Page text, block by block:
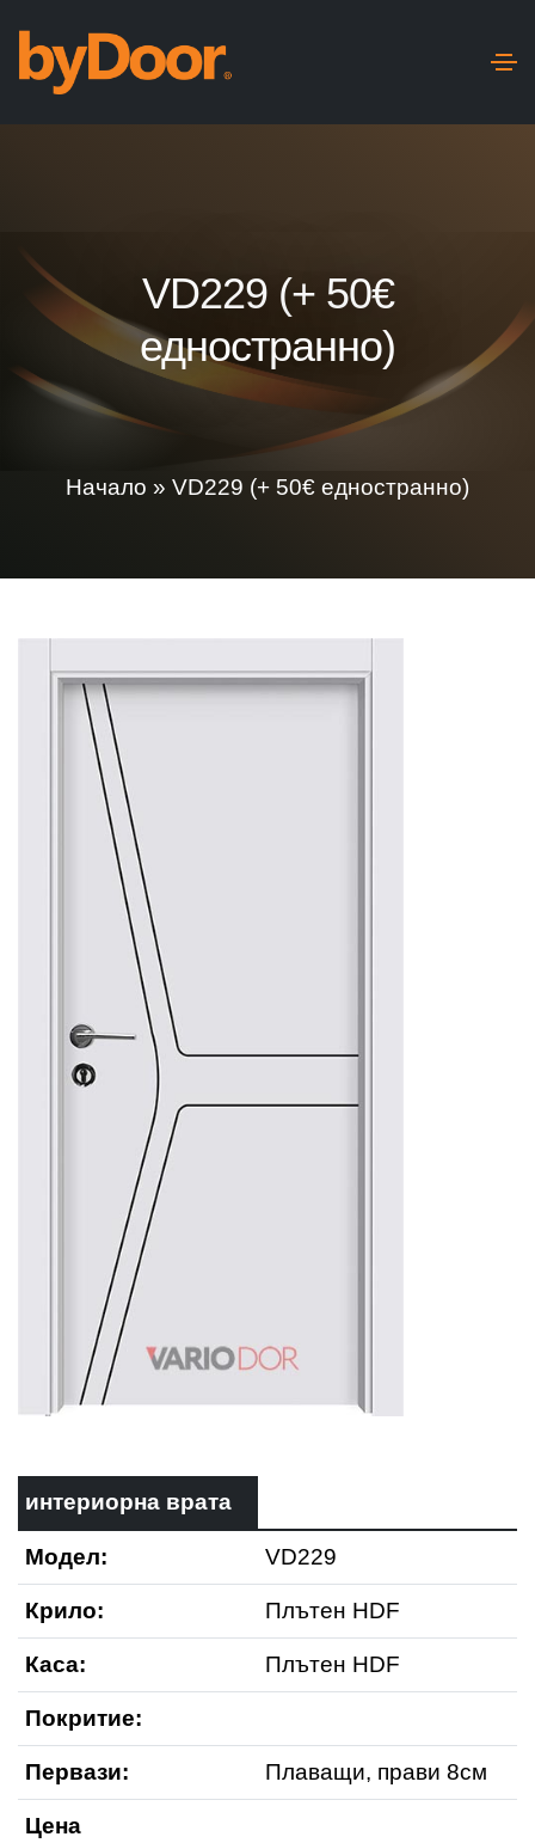
VD229 (+ 50€
едностранно)
Начало » VD229 (+ 50€ едностранно)
интериорна врата
Модел: VD229
Крило: Плътен HDF
Каса: Плътен HDF
Покритие:
Первази: Плаващи, прави 8см
Цена